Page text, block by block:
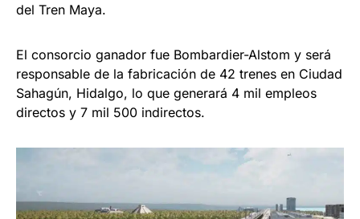
del Tren Maya.
El consorcio ganador fue Bombardier-Alstom y será
responsable de la fabricación de 42 trenes en Ciudad
Sahagún, Hidalgo, lo que generará 4 mil empleos
directos y 7 mil 500 indirectos.